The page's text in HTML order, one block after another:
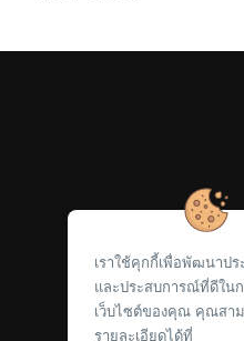
เราใช้คุกกี้เพื่อพัฒนาป
และประสบการณ์ที่ดีใน
เว็บไซต์ของคุณ คุณสา
รายละเอียดได้ที่